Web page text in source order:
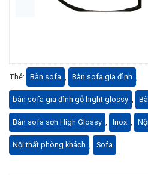
Thẻ: Bàn sofa Bàn sofa gia đình
bàn sofa gia đình gỗ hight glossy
Bàn sofa sơn High Glossy Inox
Nội thất phòng khách Sofa